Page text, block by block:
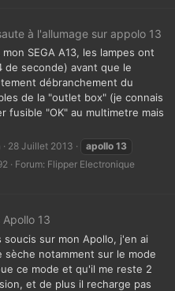
à l'allumage sur appolo 13
SEGA A13, les lampes ont
de seconde) avant que le
débranchement du
de la "outlet box" (je connais
fusible "OK" au multimetre mais
28 Juillet 2013 apollo 13
Forum: Flipper Electronique
13
soucis sur mon Apollo, j'en ai
sèche notamment sur le mode
ce mode et qu'il me reste 2
et de plus il recharge pas